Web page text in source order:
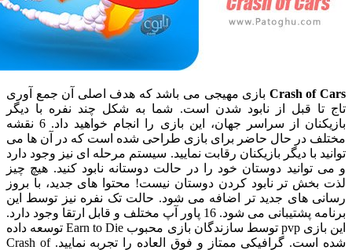
Crash بازی مهیجی می باشد که هدف اصلی آن جمع آوری
قبل از نابود شدن است. شما به شکل چند نفره با دیگر
بازیکنان از سراسر جهان، این بازی را انجام خواهید داد. 6 نقشه
در حال حاضر برای بازی طراحی شده است که در آن ها می
با دیگر بازیکنان رقابت نمایید. سیستم مرحله ای نیز وجود دارد
دوستان خود را در حالت دوستانه نابود کنید. هیچ چیز
تر نابود کردن دوستان نیست! محتوا های جدید، با بروز
های جدید تر اضافه می شود. حالت تک نفره نیز توسط این
برنامه پشتیبانی می شود. 16 پاور آپ مختلف و قابل ارتقا وجود دارد.
این بازی pvp توسط سازندگان بازی محبوب Earn to Die توسعه داده
شده است. گرافیکی ممتاز و فوق العاده را تجربه نمایید. Crash of